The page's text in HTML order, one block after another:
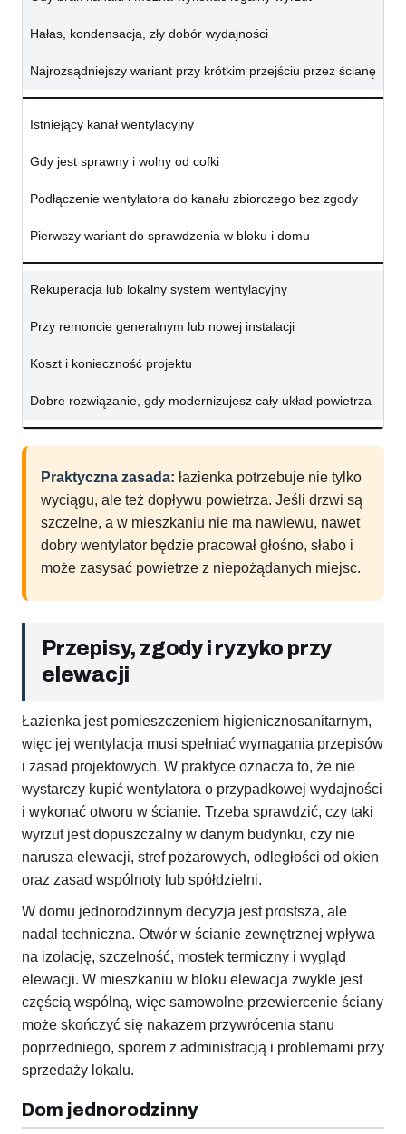
Hałas, kondensacja, zły dobór wydajności
Najrozsądniejszy wariant przy krótkim przejściu przez ścianę
Istniejący kanał wentylacyjny
Gdy jest sprawny i wolny od cofki
Podłączenie wentylatora do kanału zbiorczego bez zgody
Pierwszy wariant do sprawdzenia w bloku i domu
Rekuperacja lub lokalny system wentylacyjny
Przy remoncie generalnym lub nowej instalacji
Koszt i konieczność projektu
Dobre rozwiązanie, gdy modernizujesz cały układ powietrza
Praktyczna zasada: łazienka potrzebuje nie tylko
wyciągu, ale też dopływu powietrza. Jeśli drzwi są
szczelne, a w mieszkaniu nie ma nawiewu, nawet
dobry wentylator będzie pracował głośno, słabo i
może zasysać powietrze z niepożądanych miejsc.
Przepisy, zgody i ryzyko przy
elewacji
Łazienka jest pomieszczeniem higienicznosanitarnym,
więc jej wentylacja musi spełniać wymagania przepisów
i zasad projektowych. W praktyce oznacza to, że nie
wystarczy kupić wentylatora o przypadkowej wydajności
i wykonać otworu w ścianie. Trzeba sprawdzić, czy taki
wyrzut jest dopuszczalny w danym budynku, czy nie
narusza elewacji, stref pożarowych, odległości od okien
oraz zasad wspólnoty lub spółdzielni.
W domu jednorodzinnym decyzja jest prostsza, ale
nadal techniczna. Otwór w ścianie zewnętrznej wpływa
na izolację, szczelność, mostek termiczny i wygląd
elewacji. W mieszkaniu w bloku elewacja zwykle jest
częścią wspólną, więc samowolne przewiercenie ściany
może skończyć się nakazem przywrócenia stanu
poprzedniego, sporem z administracją i problemami przy
sprzedaży lokalu.
Dom jednorodzinny